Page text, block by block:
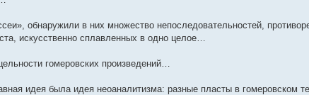
обнаружили в них множество непоследовательностей,
искусственно сплавленных в одно целое…
гомеровских произведений…
идея была идея неоаналитизма: разные пласты в гомеровском